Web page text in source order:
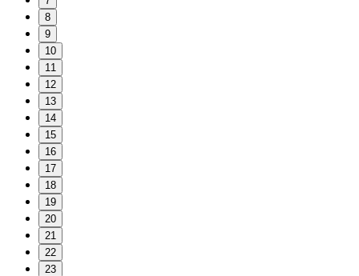
8
9
10
11
12
13
14
15
16
17
18
19
20
21
22
23